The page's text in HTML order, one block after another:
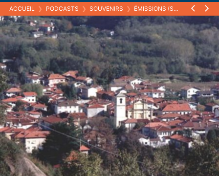
ACCUEIL ❯ PODCASTS ❯ SOUVENIRS ❯ ÉMISSIONS (SOUVENIRS) ❯